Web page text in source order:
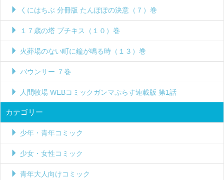
くにはちぶ 分冊版 たんぽぽの決意（７）巻
１７歳の塔 プチキス（１０）巻
火葬場のない町に鐘が鳴る時（１３）巻
バウンサー ７巻
人間牧場 WEBコミックガンマぷらす連載版 第1話
カテゴリー
少年・青年コミック
少女・女性コミック
青年大人向けコミック